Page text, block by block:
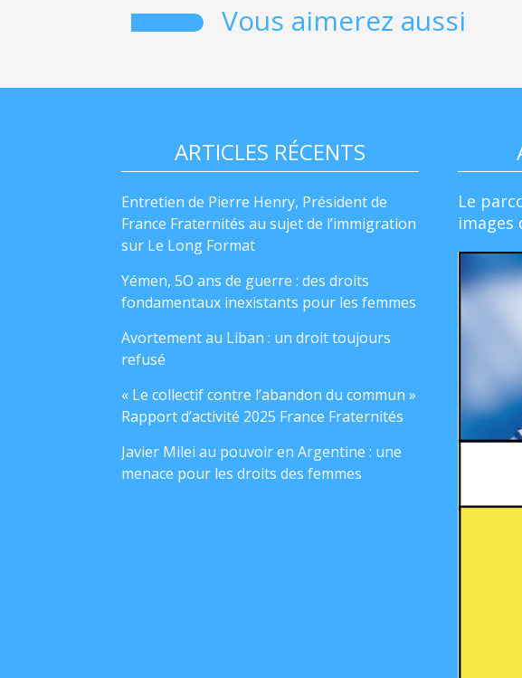
Vous aimerez aussi
ARTICLES RÉCENTS
Entretien de Pierre Henry, Président de
France Fraternités au sujet de l’immigration
sur Le Long Format
Yémen, 5O ans de guerre : des droits
fondamentaux inexistants pour les femmes
Avortement au Liban : un droit toujours
refusé
« Le collectif contre l’abandon du commun »
Rapport d’activité 2025 France Fraternités
Javier Milei au pouvoir en Argentine : une
menace pour les droits des femmes
Le
images